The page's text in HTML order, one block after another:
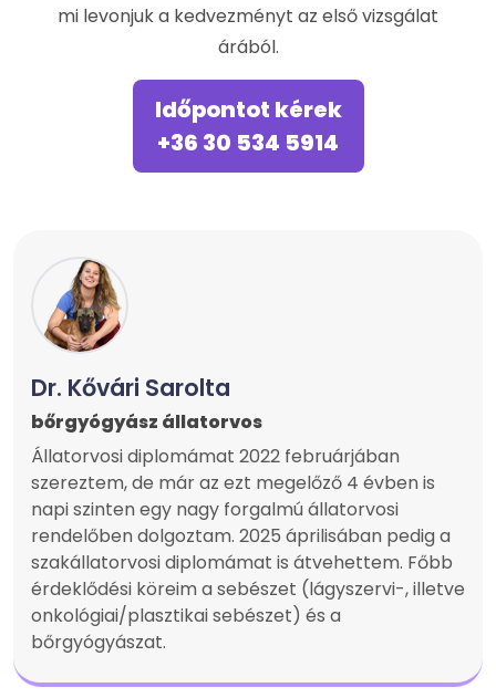
mi levonjuk a kedvezményt az első vizsgálat
árából.
Időpontot kérek
+36 30 534 5914
Dr. Kővári Sarolta
bőrgyógyász állatorvos
Állatorvosi diplomámat 2022 februárjában
szereztem, de már az ezt megelőző 4 évben is
napi szinten egy nagy forgalmú állatorvosi
rendelőben dolgoztam. 2025 áprilisában pedig a
szakállatorvosi diplomámat is átvehettem. Főbb
érdeklődési köreim a sebészet (lágyszervi-, illetve
onkológiai/plasztikai sebészet) és a
bőrgyógyászat.